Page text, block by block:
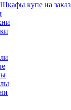
Шкафы купе на заказ